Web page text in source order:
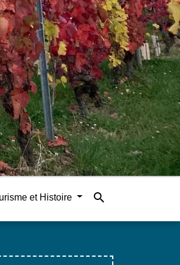
et Histoire search